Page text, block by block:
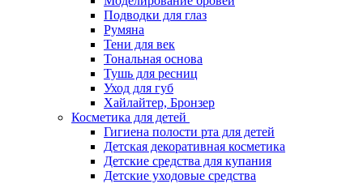
Подводки для глаз
Румяна
Тени для век
Тональная основа
Тушь для ресниц
Уход для губ
Хайлайтер, Бронзер
Косметика для детей
Гигиена полости рта для детей
Детская декоративная косметика
Детские средства для купания
Детские уходовые средства